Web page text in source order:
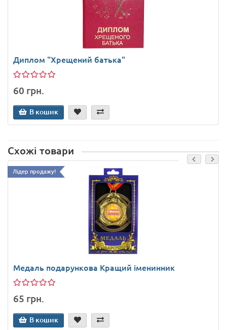
Диплом "Хрещений батька"
60 грн.
В кошик
Схожі товари
Лідер продажу!
Медаль подарункова Кращий іменинник
65 грн.
В кошик